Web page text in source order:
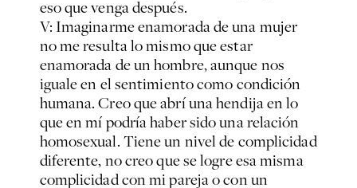
eso que venga después.
V: Imaginarme enamorada de una mujer
no me resulta lo mismo que estar
enamorada de un hombre, aunque nos
iguale en el sentimiento como condición
humana. Creo que abrí una hendija en lo
que en mí podría haber sido una relación
homosexual. Tiene un nivel de complicidad
diferente, no creo que se logre esa misma
complicidad con mi pareja o con un